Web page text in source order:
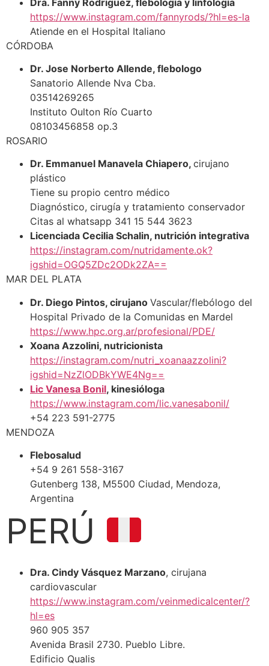
https://www.instagram.com/fannyrods/?hl=es-la
Atiende en el Hospital Italiano
CÓRDOBA
Dr. Jose Norberto Allende, flebologo
Sanatorio Allende Nva Cba.
03514269265
Instituto Oulton Río Cuarto
08103456858 op.3
ROSARIO
Dr. Emmanuel Manavela Chiapero, cirujano
plástico
Tiene su propio centro médico
Diagnóstico, cirugía y tratamiento conservador
Citas al whatsapp 341 15 544 3623
Licenciada Cecilia Schalin, nutrición integrativa
https://instagram.com/nutridamente.ok?
igshid=OGQ5ZDc2ODk2ZA==
MAR DEL PLATA
Dr. Diego Pintos, cirujano Vascular/flebólogo del
Hospital Privado de la Comunidas en Mardel
https://www.hpc.org.ar/profesional/PDE/
Xoana Azzolini, nutricionista
https://instagram.com/nutri_xoanaazzolini?
igshid=NzZlODBkYWE4Ng==
Lic Vanesa Bonil, kinesióloga
https://www.instagram.com/lic.vanesabonil/
+54 223 591-2775
MENDOZA
Flebosalud
+54 9 261 558-3167
Gutenberg 138, M5500 Ciudad, Mendoza,
Argentina
PERÚ
Dra. Cindy Vásquez Marzano, cirujana
cardiovascular
https://www.instagram.com/veinmedicalcenter/?
hl=es
960 905 357
Avenida Brasil 2730. Pueblo Libre.
Edificio Qualis